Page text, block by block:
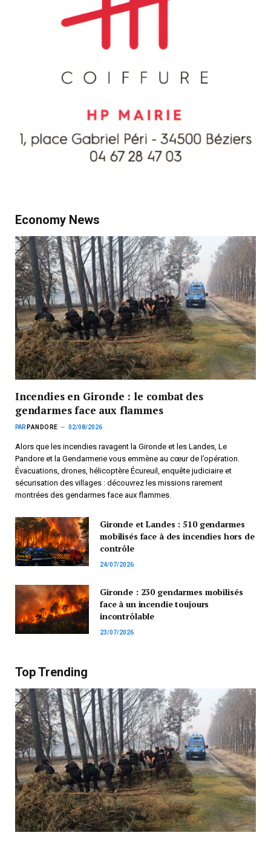
Economy News
Incendies en Gironde : le combat des
gendarmes face aux flammes
PAR PANDORE 02/08/2026
Alors que les incendies ravagent la Gironde et les Landes, Le
Pandore et la Gendarmerie vous emmène au cœur de l’opération.
Évacuations, drones, hélicoptère Écureuil, enquête judiciaire et
sécurisation des villages : découvrez les missions rarement
montrées des gendarmes face aux flammes.
Gironde et Landes : 510 gendarmes
mobilisés face à des incendies hors de
contrôle
24/07/2026
Gironde : 230 gendarmes mobilisés
face à un incendie toujours
incontrôlable
23/07/2026
Top Trending